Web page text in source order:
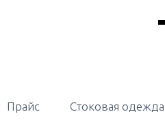
Прайс Стоковая одежда